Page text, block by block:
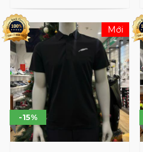
-15%
Mới